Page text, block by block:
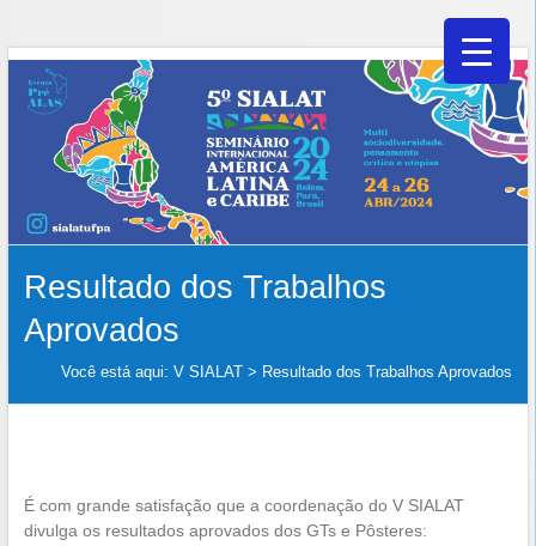
Skip
content
V
SIALAT
Resultado dos Trabalhos
Aprovados
Você está aqui: V SIALAT > Resultado dos Trabalhos Aprovados
É com grande satisfação que a coordenação do V SIALAT
divulga os resultados aprovados dos GTs e Pôsteres: